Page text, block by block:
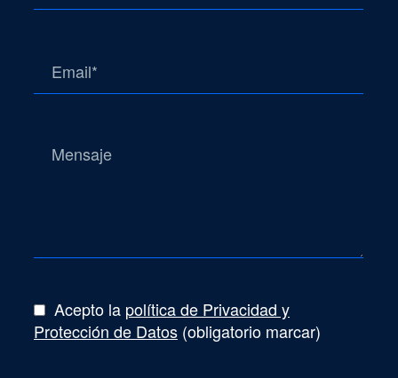
Acepto la política de Privacidad y
Protección de Datos (obligatorio marcar)